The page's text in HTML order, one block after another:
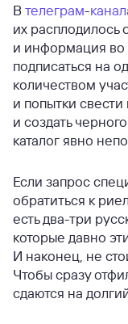
Втелеграм-
их расплодилось
и информация во
подписаться на
количеством
и попытки
и создать
каталог явно
Если запрос
обратиться к
есть два-три
которые давно
И наконец, не
Чтобы сразу
сдаются на